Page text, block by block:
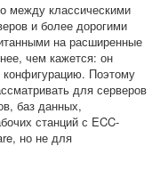
между классическими
и более дорогими
на расширенные
чем кажется: он
конфигурацию. Поэтому
для серверов
баз данных,
станций с ECC-
но не для